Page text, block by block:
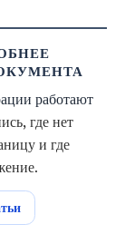
работают
где нет
и где